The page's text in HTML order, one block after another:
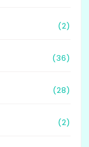
(2)
(36)
(28)
(2)